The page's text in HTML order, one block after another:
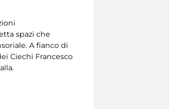
spazi che
A fianco di
Ciechi Francesco